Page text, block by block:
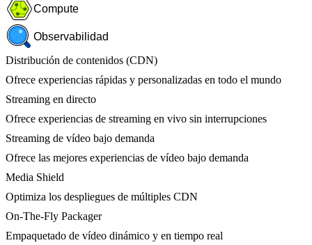
Compute
Observabilidad
Distribución de contenidos (CDN)
Ofrece experiencias rápidas y personalizadas en todo el mundo
Streaming en directo
Ofrece experiencias de streaming en vivo sin interrupciones
Streaming de vídeo bajo demanda
Ofrece las mejores experiencias de vídeo bajo demanda
Media Shield
Optimiza los despliegues de múltiples CDN
On-The-Fly Packager
Empaquetado de vídeo dinámico y en tiempo real